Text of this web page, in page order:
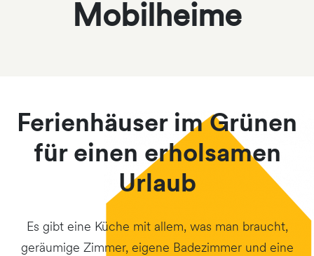
Mobilheime
Ferienhäuser im Grünen
für einen erholsamen
Urlaub
Es gibt eine Küche mit allem, was man braucht,
geräumige Zimmer, eigene Badezimmer und eine